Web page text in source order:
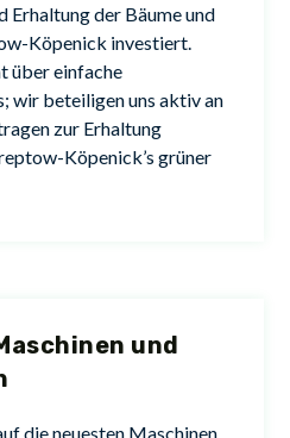
Erhaltung der Bäume und
Köpenick investiert.
über einfache
wir beteiligen uns aktiv an
zur Erhaltung
Köpenick’s grüner
und
die neuesten Maschinen